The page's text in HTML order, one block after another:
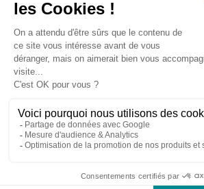
© 2026 Réseau immobilier l'Adresse
Location appartement Occitanie
Location appartement Provence Alpes
Location appartement Corse